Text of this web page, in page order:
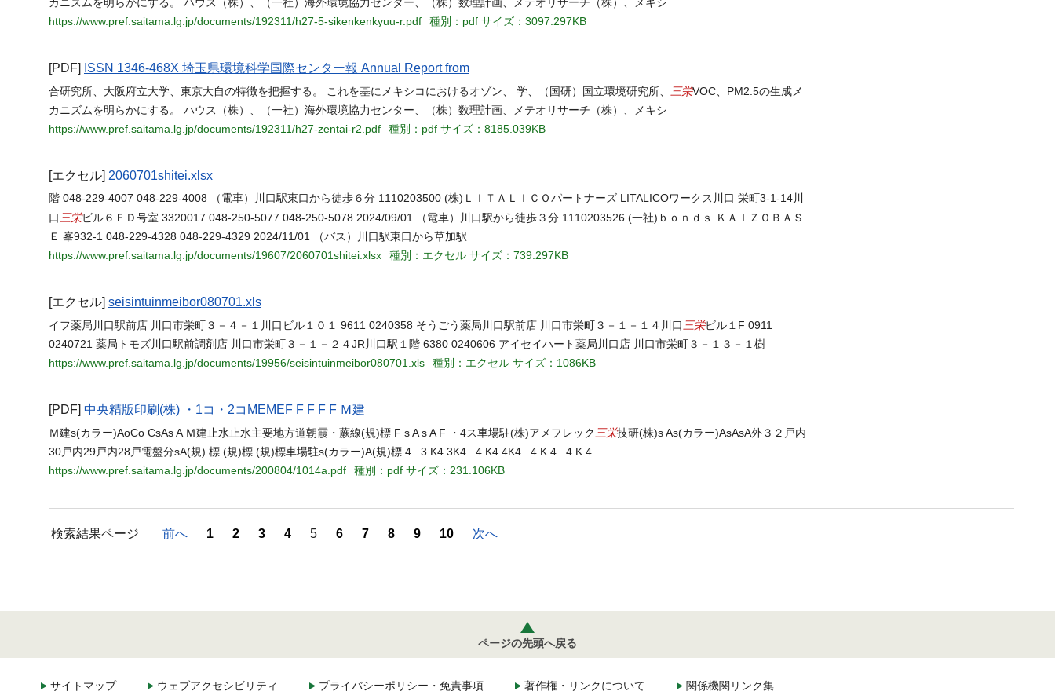
カニズムを明らかにする。 ハウス（株）、（一社）海外環境協力センター、（株）数理計画、メテオリサーチ（株）、メキシ
https://www.pref.saitama.lg.jp/documents/192311/h27-5-sikenkenkyuu-r.pdf
種別：pdf サイズ：3097.297KB
[PDF] ISSN 1346-468X 埼玉県環境科学国際センター報 Annual Report from
合研究所、大阪府立大学、東京大自の特徴を把握する。 これを基にメキシコにおけるオゾン、 学、（国研）国立環境研究所、 三栄VOC、PM2.5の生成メ
カニズムを明らかにする。 ハウス（株）、（一社）海外環境協力センター、（株）数理計画、メテオリサーチ（株）、メキシ
https://www.pref.saitama.lg.jp/documents/192311/h27-zentai-r2.pdf
種別：pdf サイズ：8185.039KB
[エクセル] 2060701shitei.xlsx
階 048-229-4007 048-229-4008 （電車）川口駅東口から徒歩６分 1110203500 (株)ＬＩＴＡＬＩＣＯパートナーズ LITALICOワークス川口 栄町3-1-14川
口 三栄ビル６ＦＤ号室 3320017 048-250-5077 048-250-5078 2024/09/01 （電車）川口駅から徒歩３分 1110203526 (一社)ｂｏｎｄｓ ＫＡＩＺＯＢＡＳ
Ｅ 峯932-1 048-229-4328 048-229-4329 2024/11/01 （バス）川口駅東口から草加駅
https://www.pref.saitama.lg.jp/documents/19607/2060701shitei.xlsx
種別：エクセル サイズ：739.297KB
[エクセル] seisintuinmeibor080701.xls
イフ薬局川口駅前店 川口市栄町３－４－１川口ビル１０１ 9611 0240358 そうごう薬局川口駅前店 川口市栄町３－１－１４川口 三栄ビル１F 0911
0240721 薬局トモズ川口駅前調剤店 川口市栄町３－１－２４JR川口駅１階 6380 0240606 アイセイハート薬局川口店 川口市栄町３－１３－１樹
https://www.pref.saitama.lg.jp/documents/19956/seisintuinmeibor080701.xls
種別：エクセル サイズ：1086KB
[PDF] 中央精版印刷(株) ・1コ・2コMEMEF F F F F Ｍ建
Ｍ建s(カラー)AoCo CsAs A Ｍ建止水止水主要地方道朝霞・蕨線(規)標 F s A s A F ・4ス車場駐(株)アメフレック 三栄技研(株)s As(カラー)AsAsA外３２戸内
30戸内29戸内28戸電盤分sA(規) 標 (規)標 (規)標車場駐s(カラー)A(規)標 4 . 3 K4.3K4 . 4 K4.4K4 . 4 K 4 . 4 K 4 .
https://www.pref.saitama.lg.jp/documents/200804/1014a.pdf
種別：pdf サイズ：231.106KB
検索結果ページ 前へ 1 2 3 4 5 6 7 8 9 10 次へ
ページの先頭へ戻る
サイトマップ ウェブアクセシビリティ プライバシーポリシー・免責事項 著作権・リンクについて 関係機関リンク集